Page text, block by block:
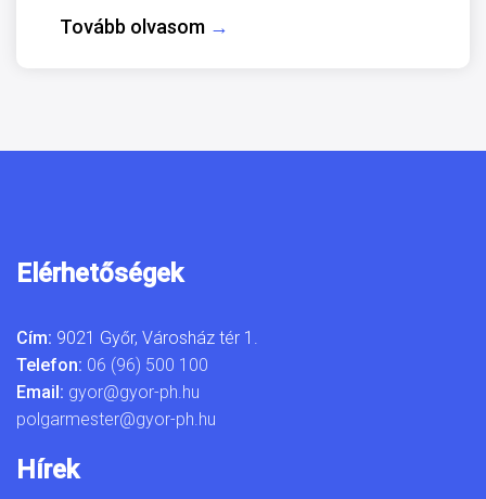
Tovább olvasom →
Elérhetőségek
Cím: 9021 Győr, Városház tér 1.
Telefon: 06 (96) 500 100
Email: gyor@gyor-ph.hu
polgarmester@gyor-ph.hu
Hírek